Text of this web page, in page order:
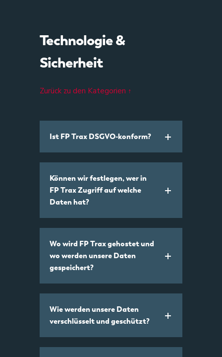
Technologie &
Sicherheit
Zurück zu den Kategorien ↑
Ist FP Trax DSGVO-konform?
Können wir festlegen, wer in
FP Trax Zugriff auf welche
Daten hat?
Wo wird FP Trax gehostet und
wo werden unsere Daten
gespeichert?
Wie werden unsere Daten
verschlüsselt und geschützt?